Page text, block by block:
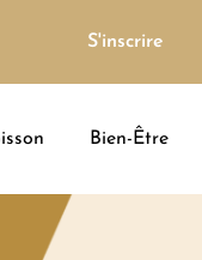
S'inscrire
Bien-Être